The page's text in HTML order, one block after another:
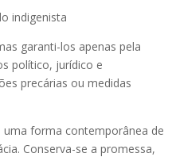
indigenista
garanti-los apenas pela
político, jurídico e
precárias ou medidas
uma forma contemporânea de
Conserva-se a promessa,